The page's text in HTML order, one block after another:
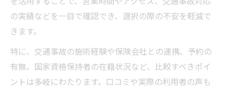
の実績などを一目で確認でき、選択の際の不安を軽減で
きます。
特に、交通事故の施術経験や保険会社との連携、予約の
有無、国家資格保持者の在籍状況など、比較すべきポイ
ントは多岐にわたります。口コミや実際の利用者の声も